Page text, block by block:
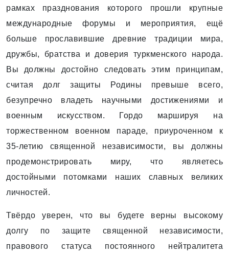
рамках празднования которого прошли крупные
международные форумы и мероприятия, ещё
больше прославившие древние традиции мира,
дружбы, братства и доверия туркменского народа.
Вы должны достойно следовать этим принципам,
считая долг защиты Родины превыше всего,
безупречно владеть научными достижениями и
военным искусством. Гордо маршируя на
торжественном военном параде, приуроченном к
35-летию священной независимости, вы должны
продемонстрировать миру, что являетесь
достойными потомками наших славных великих
личностей.
Твёрдо уверен, что вы будете верны высокому
долгу по защите священной ­независимости,
правового статуса постоянного нейтралитета